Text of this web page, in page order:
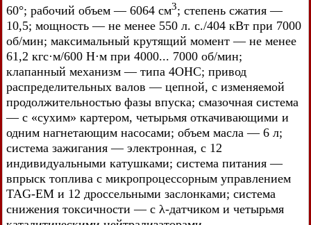
60°; рабочий объем — 6064 см3; степень сжатия —
10,5; мощность — не менее 550 л. с./404 кВт при 7000
об/мин; максимальный крутящий момент — не менее
61,2 кгс·м/600 Н·м при 4000... 7000 об/мин;
клапанный механизм — типа 4OHC; привод
распределительных валов — цепной, с изменяемой
продолжительностью фазы впуска; смазочная система
— с «сухим» картером, четырьмя откачивающими и
одним нагнетающим насосами; объем масла — 6 л;
система зажигания — электронная, с 12
индивидуальными катушками; система питания —
впрыск топлива с микропроцессорным управлением
TAG-ЕМ и 12 дроссельными заслонками; система
снижения токсичности — с λ-датчиком и четырьмя